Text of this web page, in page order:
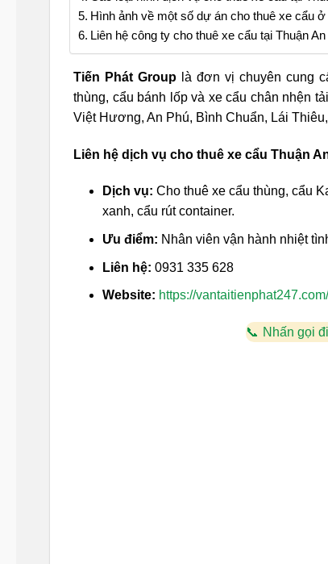
Hình ảnh về một số dự án cho thuê xe cẩu ở
Liên hệ công ty cho thuê xe cẩu tại Thuận An
Tiến Phát Grouplà đơn vị chuyên cung
thùng, cẩu bánh lốp và xe cẩu chân nhện
Việt Hương, An Phú, Bình Chuẩn, Lái
Liên hệ dịch vụ cho thuê xe cẩu Thuận
Dịch vụ: Cho thuê xe cẩu thùng, cẩu
xanh, cẩu rút container.
Ưu điểm: Nhân viên vận hành nhiệt
Liên hệ: 0931 335 628
Website: https://
Nhấn gọi